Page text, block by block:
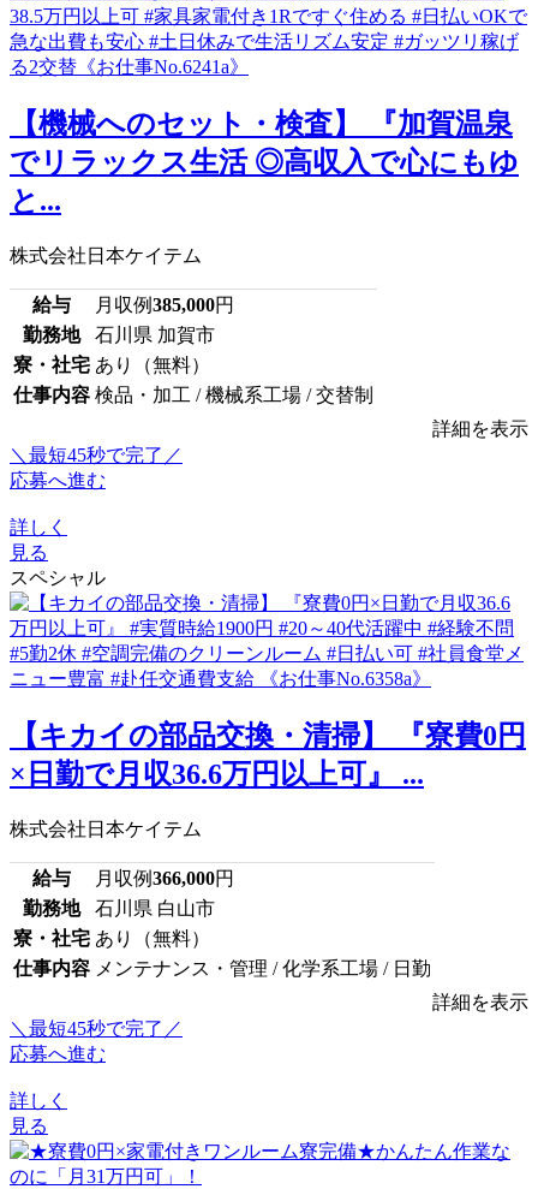
【機械へのセット・検査】 『加賀温泉
でリラックス生活 ◎高収入で心にもゆ
と...
株式会社日本ケイテム
給与 月収例385,000円
勤務地
石川県 加賀市
寮・社宅 あり（無料）
仕事内容 検品・加工 / 機械系工場 / 交替制
詳細を表示
＼最短45秒で完了／
応募へ進む
詳しく
見る
スペシャル
【キカイの部品交換・清掃】 『寮費0円
×日勤で月収36.6万円以上可』 ...
株式会社日本ケイテム
給与 月収例366,000円
勤務地
石川県 白山市
寮・社宅 あり（無料）
仕事内容 メンテナンス・管理 / 化学系工場 / 日勤
詳細を表示
＼最短45秒で完了／
応募へ進む
詳しく
見る